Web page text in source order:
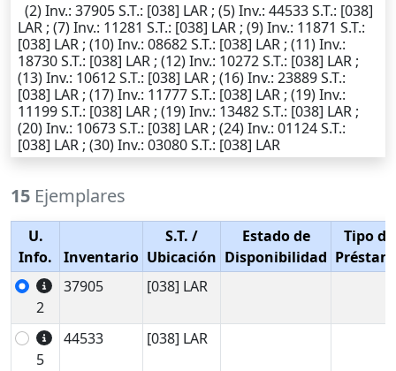
(2)Inv.: 37905S.T.: [038] LAR ; (5)Inv.: 44533S.T.: [038]
LAR ; (7)Inv.: 11281 S.T.: [038] LAR ; (9)Inv.: 11871 S.T.:
[038] LAR ; (10)Inv.: 08682S.T.: [038] LAR ; (11)Inv.:
18730S.T.: [038] LAR ; (12)Inv.: 10272S.T.: [038] LAR ;
(13)Inv.: 10612S.T.: [038] LAR ; (16)Inv.: 23889S.T.:
[038] LAR ; (17)Inv.: 11777S.T.: [038] LAR ; (19)Inv.:
11199S.T.: [038] LAR ; (19)Inv.: 13482S.T.: [038] LAR ;
(20)Inv.: 10673S.T.: [038] LAR ; (24)Inv.: 01124S.T.:
[038] LAR ; (30)Inv.: 03080S.T.: [038] LAR
15 Ejemplares
U.
Info.
Inventario
S.T. /
Ubicación
Estado de
Disponibilidad
Tipo de
2
37905 [038] LAR
5
44533 [038] LAR